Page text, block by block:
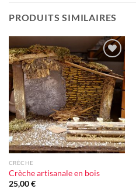
PRODUITS SIMILAIRES
Ajouter
à la liste
d'envie
CRÈCHE
Crèche artisanale en bois
25,00€